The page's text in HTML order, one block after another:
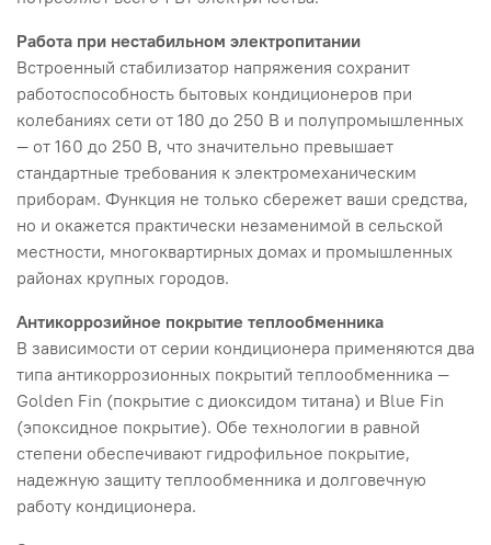
Работа при нестабильном электропитании
Встроенный стабилизатор напряжения сохранит
работоспособность бытовых кондиционеров при
колебаниях сети от 180 до 250 В и полупромышленных
— от 160 до 250 В, что значительно превышает
стандартные требования к электромеханическим
приборам. Функция не только сбережет ваши средства,
но и окажется практически незаменимой в сельской
местности, многоквартирных домах и промышленных
районах крупных городов.
Антикоррозийное покрытие теплообменника
В зависимости от серии кондиционера применяются два
типа антикоррозионных покрытий теплообменника —
Golden Fin (покрытие с диоксидом титана) и Blue Fin
(эпоксидное покрытие). Обе технологии в равной
степени обеспечивают гидрофильное покрытие,
надежную защиту теплообменника и долговечную
работу кондиционера.